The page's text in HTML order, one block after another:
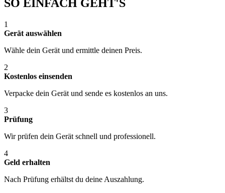
SO EINFACH GEHT'S
1
Gerät auswählen
Wähle dein Gerät und ermittle deinen Preis.
2
Kostenlos einsenden
Verpacke dein Gerät und sende es kostenlos an uns.
3
Prüfung
Wir prüfen dein Gerät schnell und professionell.
4
Geld erhalten
Nach Prüfung erhältst du deine Auszahlung.